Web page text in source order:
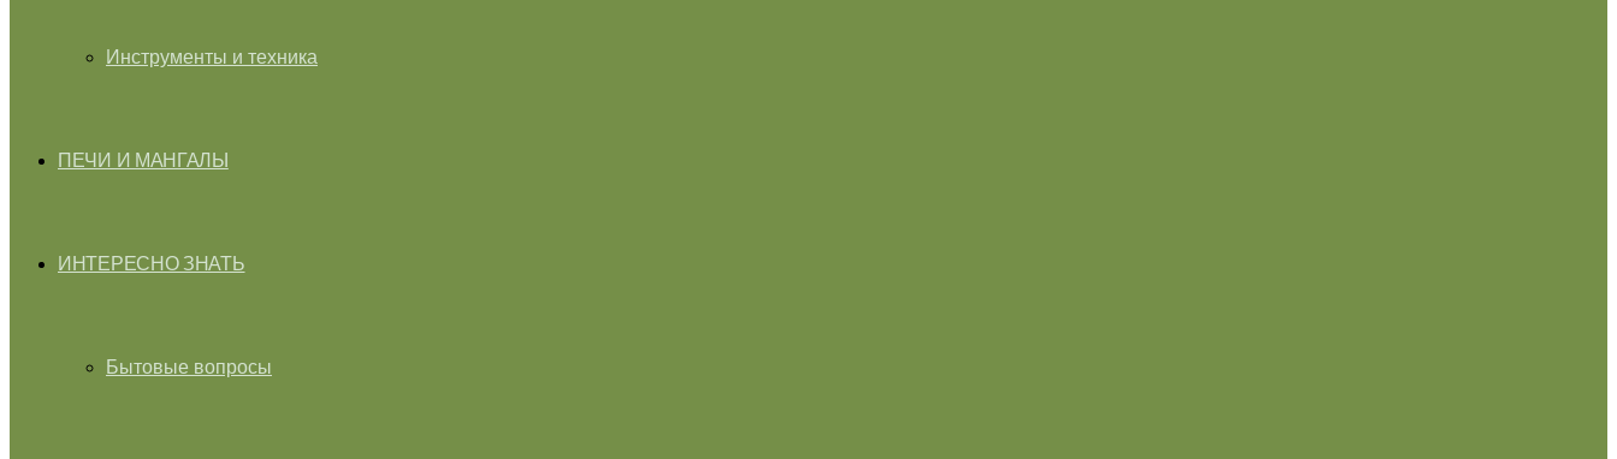
Инструменты и техника
ПЕЧИ И МАНГАЛЫ
ИНТЕРЕСНО ЗНАТЬ
Бытовые вопросы